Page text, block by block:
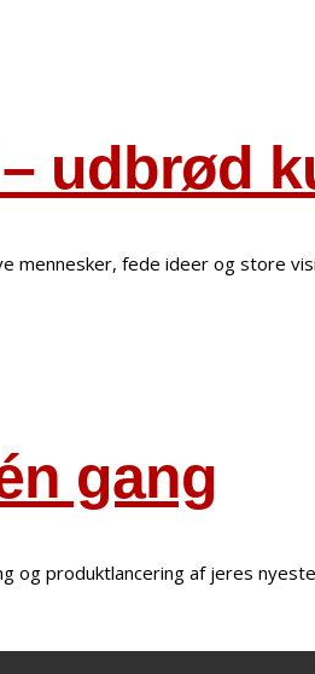
udbrød
mennesker, fede ideer og store
gang
og produktlancering af jeres